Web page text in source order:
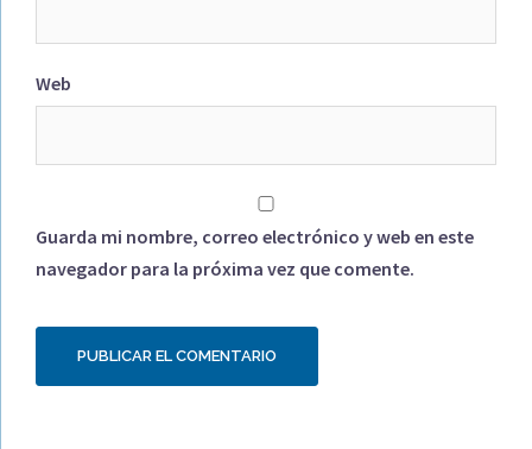
Web
Guarda mi nombre, correo electrónico y web en este
navegador para la próxima vez que comente.